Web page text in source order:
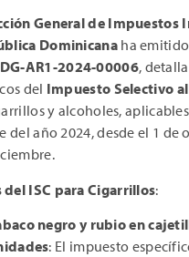
General de Impuestos
Dominicanaha
AR1-2024-00006,
del Impuesto Selectivo
y alcoholes,
del año 2024, desde el 1 de
ISC para Cigarrillos:
negro y rubio en
: El impuesto